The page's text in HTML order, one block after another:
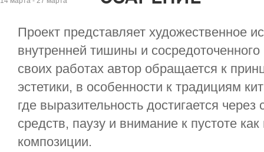
Проект представляет художественное
внутренней тишины и
своих работах автор обращается к
эстетики, в особенности к традициям
где выразительность достигается через
средств, паузу и внимание к пустоте
композиции.